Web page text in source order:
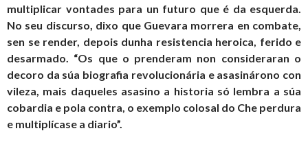
multiplicar vontades para un futuro que é da esquerda.
No seu discurso, dixo que Guevara morrera en combate,
sen se render, depois dunha resistencia heroica, ferido e
desarmado. “Os que o prenderam non consideraran o
decoro da súa biografia revolucionária e asasinárono con
vileza, mais daqueles asasino a historia só lembra a súa
cobardia e pola contra, o exemplo colosal do Che perdura
e multiplícase a diario”.